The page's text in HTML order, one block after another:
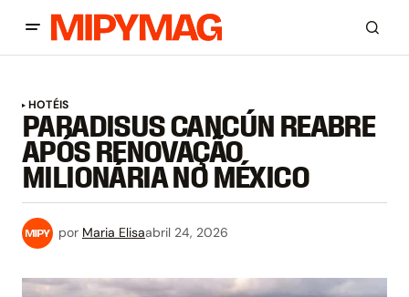
HOTÉIS
PARADISUS CANCÚN REABRE
APÓS RENOVAÇÃO
MILIONÁRIA NO MÉXICO
por Maria Elisaabril 24, 2026